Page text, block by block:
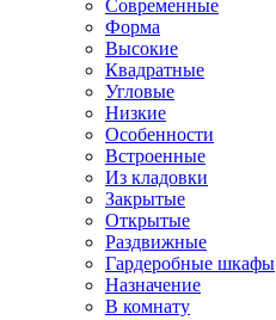
Современные
Форма
Высокие
Квадратные
Угловые
Низкие
Особенности
Встроенные
Из кладовки
Закрытые
Открытые
Раздвижные
Гардеробные шкафы
Назначение
В комнату